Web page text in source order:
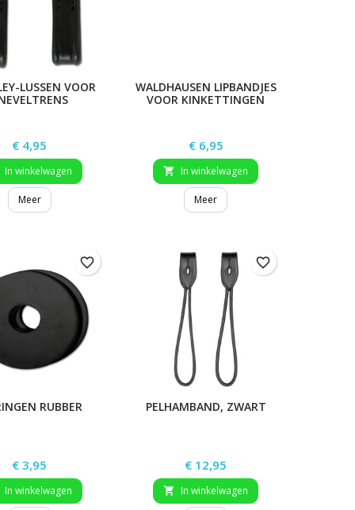
LUSSEN VOOR
Prijs
€ 4,95
In winkelwagen
Meer
WALDHAUSEN LIPBANDJES
VOOR KINKETTINGEN
Prijs
€ 6,95
 In winkelwagen
Meer
RUBBER
Prijs
€ 3,95
In winkelwagen
favorite_border
PELHAMBAND, ZWART
Prijs
€ 12,95
 In winkelwagen
favorite_border